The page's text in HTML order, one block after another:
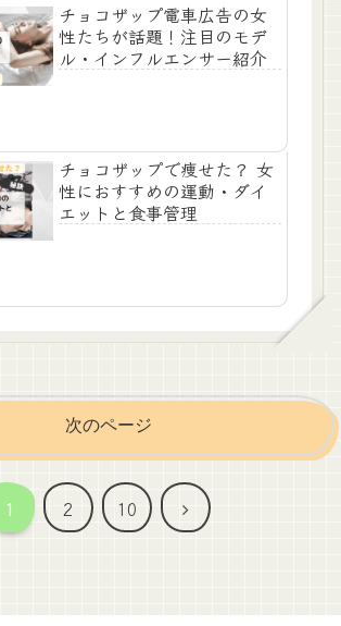
チョコザップ電車広告の女
性たちが話題！注目のモデ
ル・インフルエンサー紹介
チョコザップで痩せた？ 女
性におすすめの運動・ダイ
エットと食事管理
次のページ
1 2 10
次